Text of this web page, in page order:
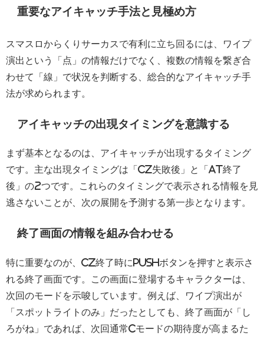
重要なアイキャッチ手法と見極め方
スマスロからくりサーカスで有利に立ち回るには、ワイプ
演出という「点」の情報だけでなく、複数の情報を繋ぎ合
わせて「線」で状況を判断する、総合的なアイキャッチ手
法が求められます。
アイキャッチの出現タイミングを意識する
まず基本となるのは、アイキャッチが出現するタイミング
です。主な出現タイミングは「CZ失敗後」と「AT終了
後」の2つです。これらのタイミングで表示される情報を見
逃さないことが、次の展開を予測する第一歩となります。
終了画面の情報を組み合わせる
特に重要なのが、CZ終了時にPUSHボタンを押すと表示さ
れる終了画面です。この画面に登場するキャラクターは、
次回のモードを示唆しています。例えば、ワイプ演出が
「スポットライトのみ」だったとしても、終了画面が「し
ろがね」であれば、次回通常Cモードの期待度が高まるた